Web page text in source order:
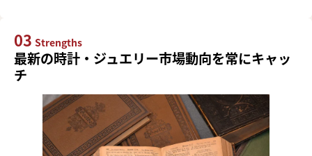
03 Strengths
最新の時計・ジュエリー市場動向を常にキャッ
チ